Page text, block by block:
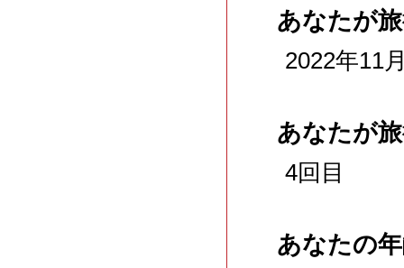
あなたが
2022年11
あなたが
4回目
あなたの